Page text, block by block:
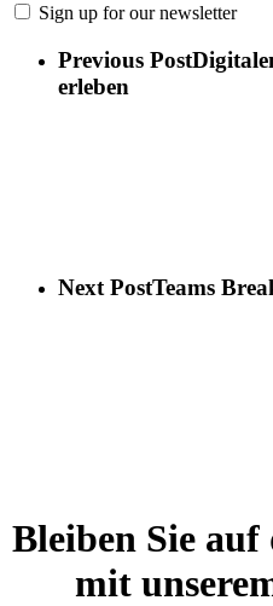
Sign up for our newsletter
Previous Post
erleben
Next PostTeams
Bleiben Sie
mit